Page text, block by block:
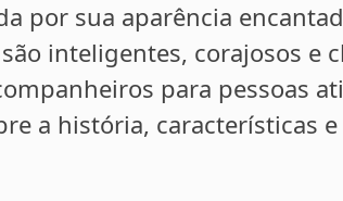
por sua aparência
inteligentes, corajosos e
para pessoas
a história, características